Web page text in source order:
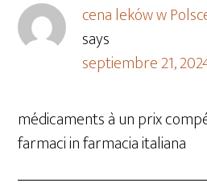
cena leków w
says
septiembre 21,
médicaments à un prix
farmaci in farmacia italiana